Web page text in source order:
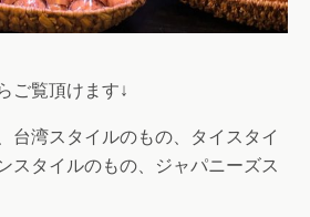
ご覧頂けます↓
台湾スタイルのもの、タイスタイ
スタイルのもの、ジャパニーズス